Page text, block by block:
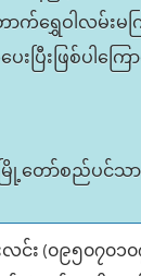
က်ရွှေဝါလမ်းမ
ပြီးဖြစ်ပါကြော
ြို့တော်စည်ပင်သ
င်း (၀၉၅၀၇၀၁၀